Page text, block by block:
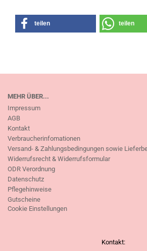
teilen teilen
MEHR ÜBER...
Impressum
AGB
Kontakt
Verbraucherinfomationen
Versand- & Zahlungsbedingungen sowie
Widerrufsrecht & Widerrufsformular
ODR Verordnung
Datenschutz
Pflegehinweise
Gutscheine
Cookie Einstellungen
Kontakt: